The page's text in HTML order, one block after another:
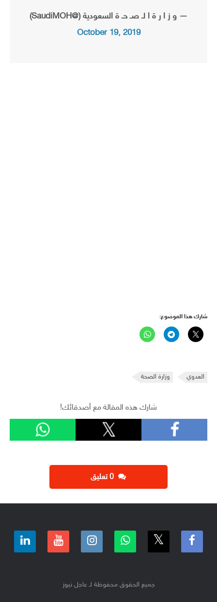
— و ز ا ر ة ا لـ صـ حـ ة السعودية (@SaudiMOH)
October 19, 2019
شارك هذا الموضوع:
العدوي وزارة الصحة
شارك هذه المقالة مع أصدقائك!
جميع الحقوق محفوظة لـ عاجل نيوز